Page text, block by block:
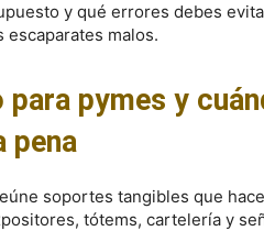
y qué errores debes
escaparates malos.
pymes y
pena
soportes tangibles que
tótems, cartelería y